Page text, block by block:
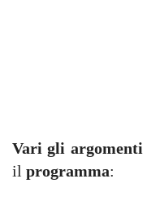
Vari gli argomenti
il programma: